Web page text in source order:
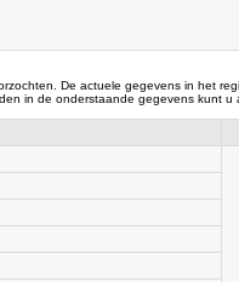
De actuele gegevens in het
in de onderstaande gegevens kunt u